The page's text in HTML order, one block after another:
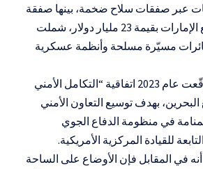
عبر صفقات سلاح ضخمة، بينها صفقة
أعلنتها إدارة ترامب مع الإمارات بقيمة 23 مليار دولار، شملت
“إف-35” وطائرات مسيّرة مسلحة وأنظمة عسكرية
وذكرا أن إدارة بايدن وقّعت عام 2023 اتفاقية “التكامل الأمني
البحرين، بهدف توسيع التعاون الأمني
في منظومة الدفاع الجوي
للقيادة المركزية الأمريكية.
أنه في المقابل فإن الأوضاع على الساحة